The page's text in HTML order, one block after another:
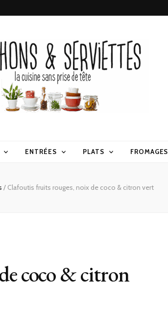
ENTRÉES PLATS FROMAGES
/ Clafoutis fruits rouges, noix de coco & citron vert
coco & citron